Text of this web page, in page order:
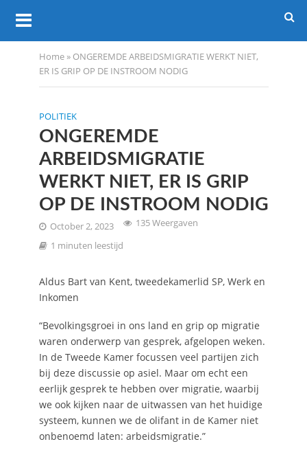
Home» ONGEREMDE ARBEIDSMIGRATIE WERKT NIET,
ER IS GRIP OP DE INSTROOM NODIG
POLITIEK
ONGEREMDE
ARBEIDSMIGRATIE
WERKT NIET, ER IS GRIP
OP DE INSTROOM NODIG
October 2, 2023
135 Weergaven
1 minuten leestijd
Aldus Bart van Kent, tweedekamerlid SP, Werk en
Inkomen
“Bevolkingsgroei in ons land en grip op migratie
waren onderwerp van gesprek, afgelopen weken.
In de Tweede Kamer focussen veel partijen zich
bij deze discussie op asiel. Maar om echt een
eerlijk gesprek te hebben over migratie, waarbij
we ook kijken naar de uitwassen van het huidige
systeem, kunnen we de olifant in de Kamer niet
onbenoemd laten: arbeidsmigratie.”